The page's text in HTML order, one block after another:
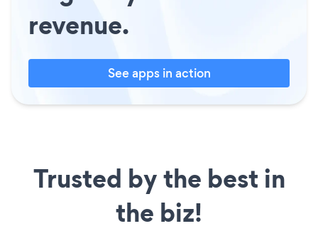
revenue.
See apps in action
Trusted by the best in
the biz!